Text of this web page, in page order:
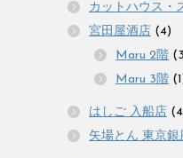
カットハウス・
宮田屋酒店 (4)
Maru 2階
Maru 3階
はしご 入船店
矢場とん 東京銀